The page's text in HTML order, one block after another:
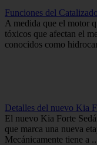
Funciones del
A medida que el motor
tóxicos que afectan el
conocidos como
Detalles del nuevo Kia
El nuevo Kia Forte
que marca una nueva
Mecánicamente tiene a